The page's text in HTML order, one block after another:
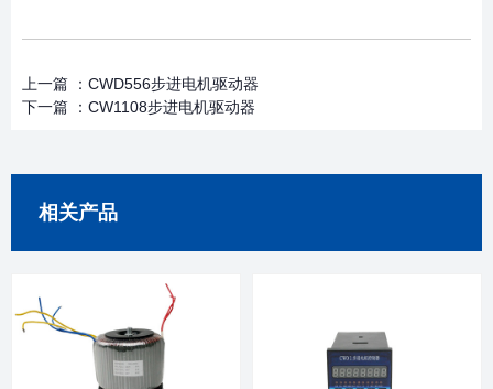
上一篇 ： CWD556步进电机驱动器
下一篇 ： CW1108步进电机驱动器
相关产品